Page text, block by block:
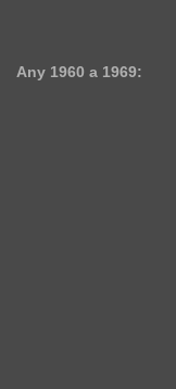
Any 1960 a 1969: